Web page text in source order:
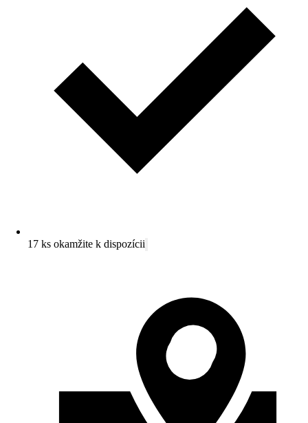
17 ks okamžite k dispozícii